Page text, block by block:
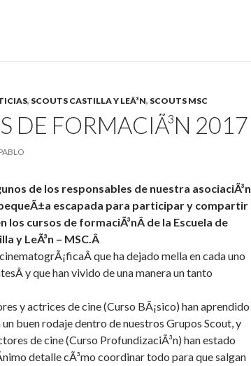
, SCOUTS CASTILLA Y LEÃ³N, SCOUTS MSC
DE FORMACIÃ³N 2017
de los responsables de nuestra asociaciÃ³n
escapada para participar y compartir
los cursos de formaciÃ³nÂ de la Escuela de
y LeÃ³n – MSC.Â
que ha dejado mella en cada uno
y que han vivido de una manera un tanto
y actrices de cine (Curso BÃ¡sico) han aprendido
un buen rodaje dentro de nuestros Grupos Scout, y
de cine (Curso ProfundizaciÃ³n) han estado
detalle cÃ³mo coordinar todo para que salgan